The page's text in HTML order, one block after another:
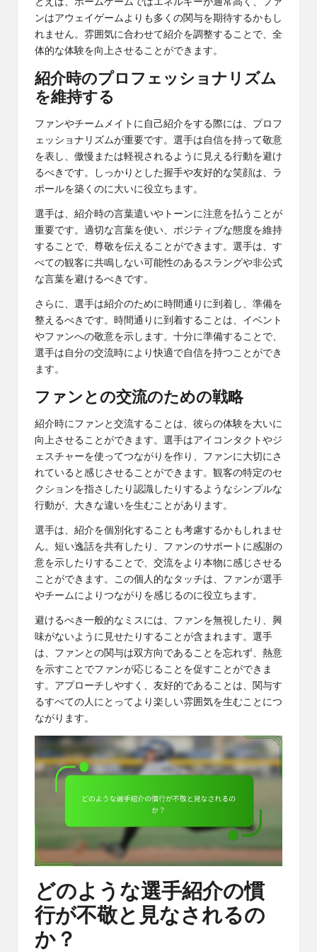
とえば、ホームゲームではエネルギーが通常高く、ファ
ンはアウェイゲームよりも多くの関与を期待するかもし
れません。雰囲気に合わせて紹介を調整することで、全
体的な体験を向上させることができます。
紹介時のプロフェッショナリズム
を維持する
ファンやチームメイトに自己紹介をする際には、プロフ
ェッショナリズムが重要です。選手は自信を持って敬意
を表し、傲慢または軽視されるように見える行動を避け
るべきです。しっかりとした握手や友好的な笑顔は、ラ
ポールを築くのに大いに役立ちます。
選手は、紹介時の言葉遣いやトーンに注意を払うことが
重要です。適切な言葉を使い、ポジティブな態度を維持
することで、尊敬を伝えることができます。選手は、す
べての観客に共鳴しない可能性のあるスラングや非公式
な言葉を避けるべきです。
さらに、選手は紹介のために時間通りに到着し、準備を
整えるべきです。時間通りに到着することは、イベント
やファンへの敬意を示します。十分に準備することで、
選手は自分の交流時により快適で自信を持つことができ
ます。
ファンとの交流のための戦略
紹介時にファンと交流することは、彼らの体験を大いに
向上させることができます。選手はアイコンタクトやジ
ェスチャーを使ってつながりを作り、ファンに大切にさ
れていると感じさせることができます。観客の特定のセ
クションを指さしたり認識したりするようなシンプルな
行動が、大きな違いを生むことがあります。
選手は、紹介を個別化することも考慮するかもしれませ
ん。短い逸話を共有したり、ファンのサポートに感謝の
意を示したりすることで、交流をより本物に感じさせる
ことができます。この個人的なタッチは、ファンが選手
やチームによりつながりを感じるのに役立ちます。
避けるべき一般的なミスには、ファンを無視したり、興
味がないように見せたりすることが含まれます。選手
は、ファンとの関与は双方向であることを忘れず、熱意
を示すことでファンが応じることを促すことができま
す。アプローチしやすく、友好的であることは、関与す
るすべての人にとってより楽しい雰囲気を生むことにつ
ながります。
どのような選手紹介の慣
行が不敬と見なされるの
か？